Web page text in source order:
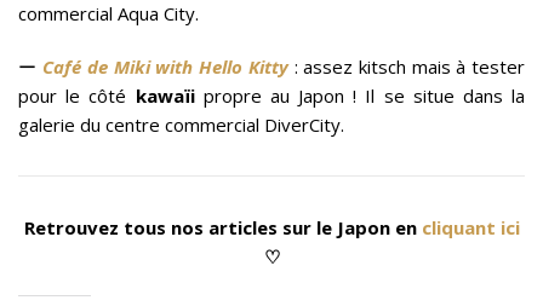
commercial Aqua City.
ー Café de Miki with Hello Kitty: assez kitsch mais à tester
pour le côté kawaïipropre au Japon ! Il se situe dans la
galerie du centre commercial DiverCity.
Retrouvez tous nos articles sur le Japon en cliquant ici
♡